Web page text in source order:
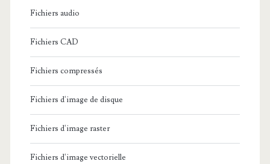
Fichiers audio
Fichiers CAD
Fichiers compressés
Fichiers d'image de disque
Fichiers d'image raster
Fichiers d'image vectorielle